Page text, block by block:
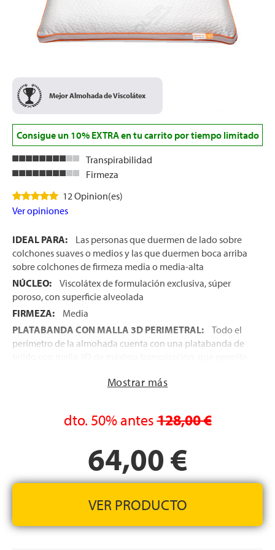
Mejor Almohada de Viscolátex
Consigue un 10% EXTRA en tu carrito por tiempo limitado
Transpirabilidad
Firmeza
12 Opinion(es)
Ver opiniones
IDEAL PARA:
Las personas que duermen de lado sobre
colchones suaves o medios y las que duermen boca arriba
sobre colchones de firmeza media o media-alta
NÚCLEO:
Viscolátex de formulación exclusiva, súper
poroso, con superficie alveolada
FIRMEZA:
Media
PLATABANDA CON MALLA 3D PERIMETRAL:
Todo el
perímetro de la almohada cuenta con una platabanda de
sólo con al movimiento natural del usuario
almohada cuenta con una cara de verano y una cara de
invierno. La Cara de Verano cuenta con tejido Cooler, de
termorregulación de la temperatura de la superficie de
descanso, durante los meses de más calor. Por otro lado, el
tejido Warmer, facilita la libre entrada y salida del aire,
FUNDA LAVABLE EN LAVADORA: La funda puede
Mostrar más
dto. 50%antes128,00 €
64,00 €
VER PRODUCTO